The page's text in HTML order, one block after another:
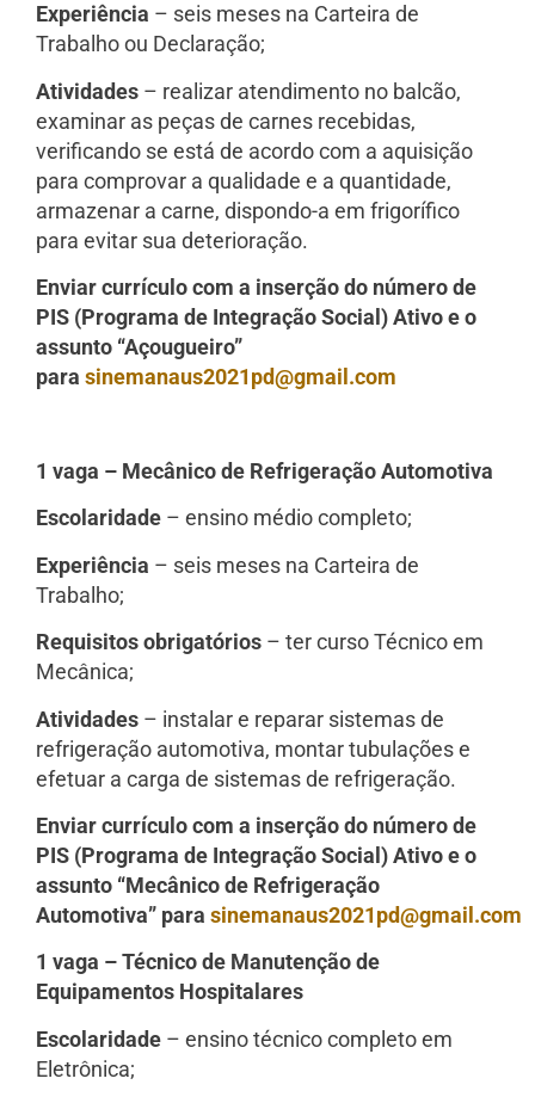
Experiência – seis meses na Carteira de
Trabalho ou Declaração;
Atividades – realizar atendimento no balcão,
examinar as peças de carnes recebidas,
verificando se está de acordo com a aquisição
para comprovar a qualidade e a quantidade,
armazenar a carne, dispondo-a em frigorífico
para evitar sua deterioração.
Enviar currículo com a inserção do número de
PIS (Programa de Integração Social) Ativo e o
assunto “Açougueiro”
para sinemanaus2021pd@gmail.com
1 vaga – Mecânico de Refrigeração Automotiva
Escolaridade – ensino médio completo;
Experiência – seis meses na Carteira de
Trabalho;
Requisitos obrigatórios – ter curso Técnico em
Mecânica;
Atividades – instalar e reparar sistemas de
refrigeração automotiva, montar tubulações e
efetuar a carga de sistemas de refrigeração.
Enviar currículo com a inserção do número de
PIS (Programa de Integração Social) Ativo e o
assunto “Mecânico de Refrigeração
Automotiva” para sinemanaus2021pd@gmail.com
1 vaga – Técnico de Manutenção de
Equipamentos Hospitalares
Escolaridade – ensino técnico completo em
Eletrônica;